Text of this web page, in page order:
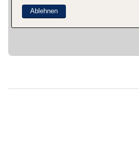
Ablehnen